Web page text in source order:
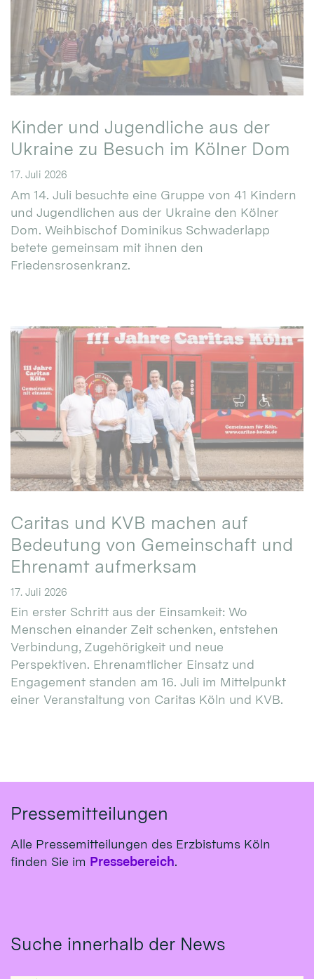
Kinder und Jugendliche aus der
Ukraine zu Besuch im Kölner Dom
17. Juli 2026
Am 14. Juli besuchte eine Gruppe von 41 Kindern
und Jugendlichen aus der Ukraine den Kölner
Dom. Weihbischof Dominikus Schwaderlapp
betete gemeinsam mit ihnen den
Friedensrosenkranz.
Caritas und KVB machen auf
Bedeutung von Gemeinschaft und
Ehrenamt aufmerksam
17. Juli 2026
Ein erster Schritt aus der Einsamkeit: Wo
Menschen einander Zeit schenken, entstehen
Verbindung, Zugehörigkeit und neue
Perspektiven. Ehrenamtlicher Einsatz und
Engagement standen am 16. Juli im Mittelpunkt
einer Veranstaltung von Caritas Köln und KVB.
Pressemitteilungen
Alle Pressemitteilungen des Erzbistums Köln
finden Sie im Pressebereich.
Suche innerhalb der News